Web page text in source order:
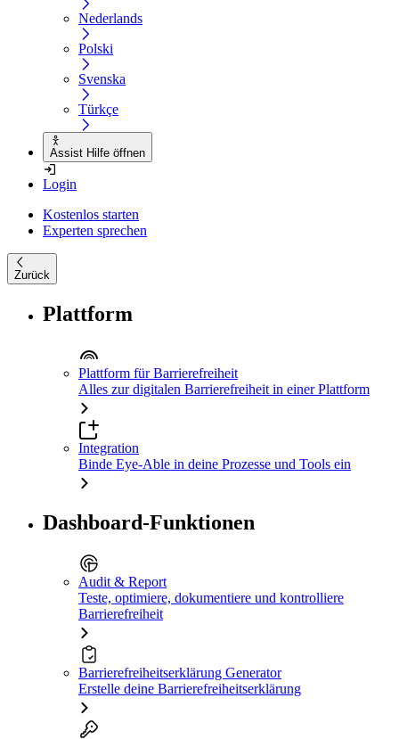
Nederlands
Polski
Svenska
Türkçe
Assist Hilfe öffnen
Login
Kostenlos starten
Experten sprechen
Zurück
Plattform
Plattform für Barrierefreiheit
Alles zur digitalen Barrierefreiheit in einer Plattform
Integration
Binde Eye-Able in deine Prozesse und Tools ein
Dashboard-Funktionen
Audit & Report
Teste, optimiere, dokumentiere und kontrolliere
Barrierefreiheit
Barrierefreiheitserklärung Generator
Erstelle deine Barrierefreiheitserklärung